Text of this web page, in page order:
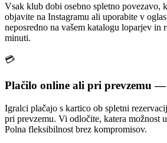
Vsak klub dobi osebno spletno povezavo,
objavite na Instagramu ali uporabite v
neposredno na vašem katalogu loparjev in
minuti.
💳
Plačilo online ali pri prevzemu
Igralci plačajo s kartico ob spletni
pri prevzemu. Vi odločite, katera možnost
Polna fleksibilnost brez kompromisov.